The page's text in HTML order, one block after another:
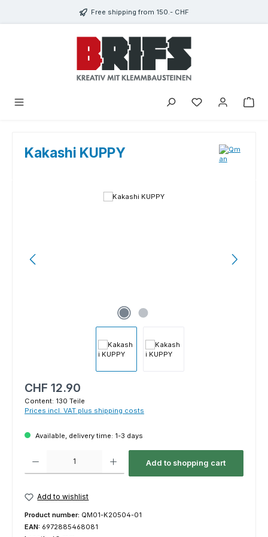
Free shipping from 150.- CHF
You have 0
Kakashi KUPPY
Regular price:
CHF 12.90
Content: 130 Teile
Prices incl. VAT plus shipping costs
Available, delivery time: 1-3 days
Add to shopping cart
Add to wishlist
Product number: QM01-K20504-01
EAN: 6972885468081